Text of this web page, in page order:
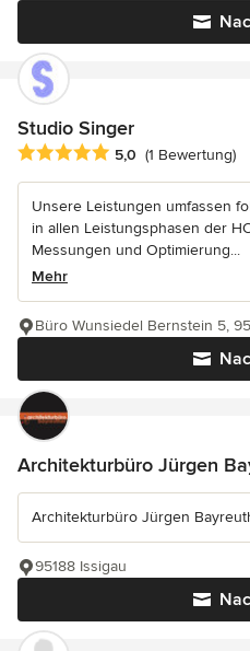
Studio Singer
Durchschnittliche Bewertung:
5,0 (1 Bewertung)
Unsere Leistungen umfassen
in allen Leistungsphasen der
Messungen und Optimierung...
Mehr
Büro Wunsiedel Bernstein 5,
Architekturbüro Jürgen
Architekturbüro Jürgen
95188 Issigau